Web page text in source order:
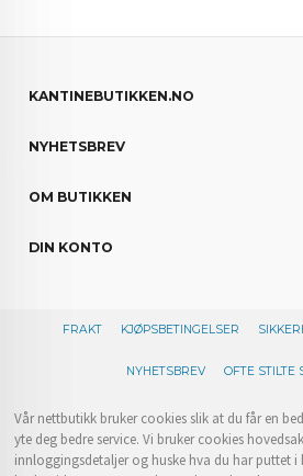
KANTINEBUTIKKEN.NO
NYHETSBREV
OM BUTIKKEN
DIN KONTO
FRAKT KJØPSBETINGELSER
NYHETSBREV OFTE STILTE
Vår nettbutikk bruker cookies slik at du får en
yte deg bedre service. Vi bruker cookies
innloggingsdetaljer og huske hva du har puttet i